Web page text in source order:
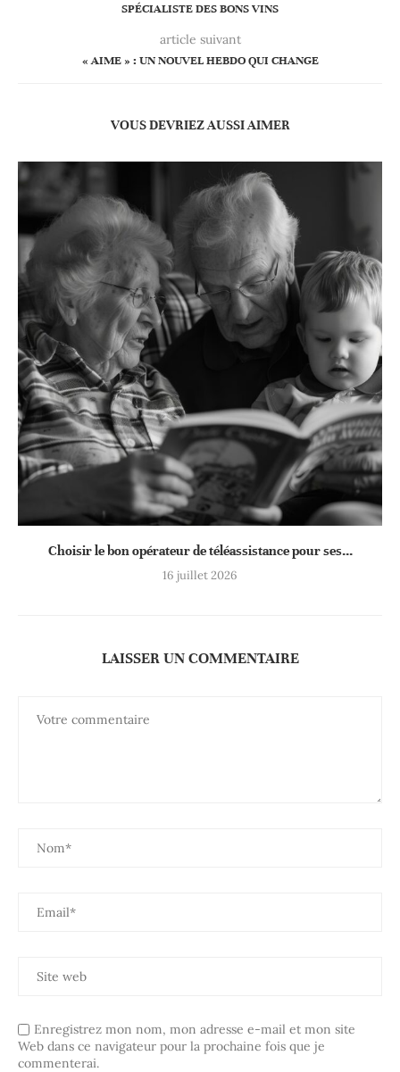
SPÉCIALISTE DES BONS VINS
article suivant
« AIME » : UN NOUVEL HEBDO QUI CHANGE
VOUS DEVRIEZ AUSSI AIMER
Choisir le bon opérateur de téléassistance pour ses...
16 juillet 2026
LAISSER UN COMMENTAIRE
Enregistrez mon nom, mon adresse e-mail et mon site
Web dans ce navigateur pour la prochaine fois que je
commenterai.